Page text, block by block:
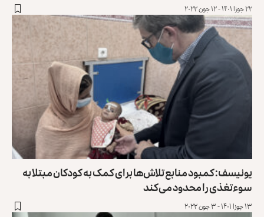
۲۲ جوزا ۱۴۰۱ - ۱۲ جون ۲۰۲۲
یونیسف: کمبود منابع تلاش‌ها برای کمک به کودکان مبتلا به
سوءتغذی را محدود می‌کند
۱۳ جوزا ۱۴۰۱ - ۳ جون ۲۰۲۲